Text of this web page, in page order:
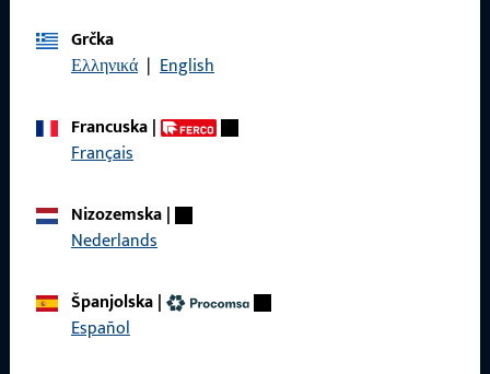
Obratite nam se
Nazovite nas
Grčka
Ελληνικά | English
Francuska|
Français
Nizozemska|
Nederlands
Španjolska|
Español
Impressum